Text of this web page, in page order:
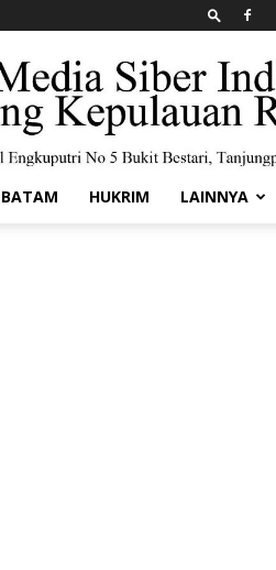
BATAM HUKRIM LAINNYA